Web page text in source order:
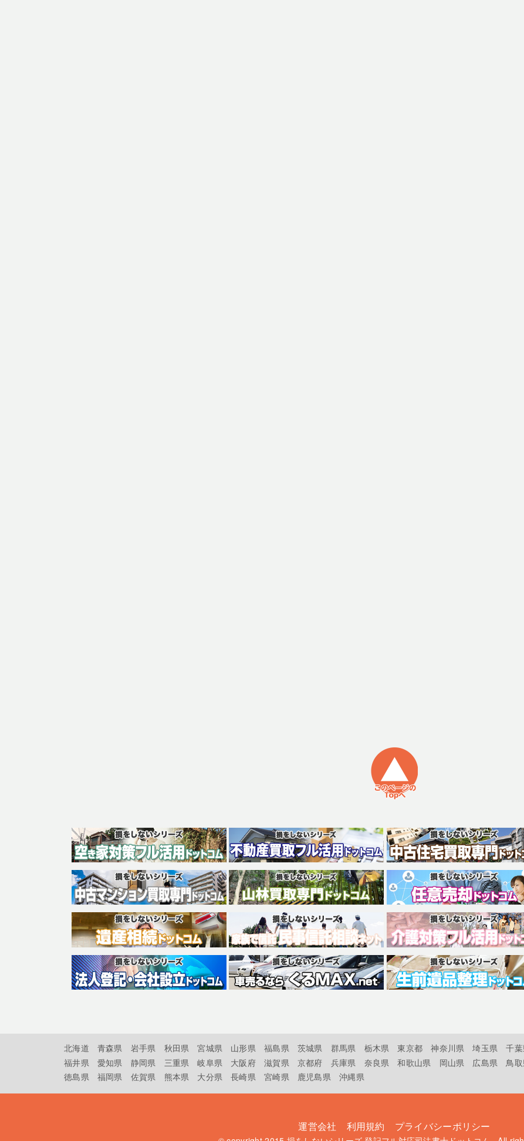
北海道 青森県 岩手県 秋田県 宮城県 山形県 福島県 茨城県 群馬県 栃木県 東京都 神奈川県 埼玉県 千
福井県
愛知県 静岡県 三重県 岐阜県 大阪府 滋賀県 京都府 兵庫県 奈良県 和歌山県 岡山県 広島県 鳥
徳島県
福岡県 佐賀県 熊本県 大分県 長崎県 宮崎県 鹿児島県 沖縄県
運営会社 利用規約 プライバシーポリシー